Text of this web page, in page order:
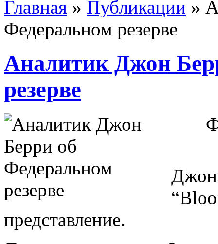
Главная » Публикации »
Федеральном резерве
Аналитик Джон
резерве
представление.